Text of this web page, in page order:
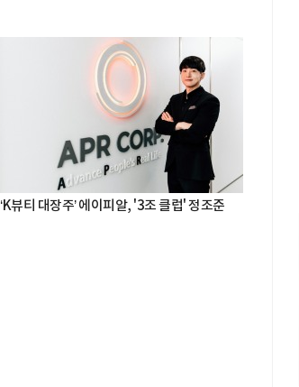
‘K뷰티 대장주’ 에이피알, '3조 클럽' 정조준